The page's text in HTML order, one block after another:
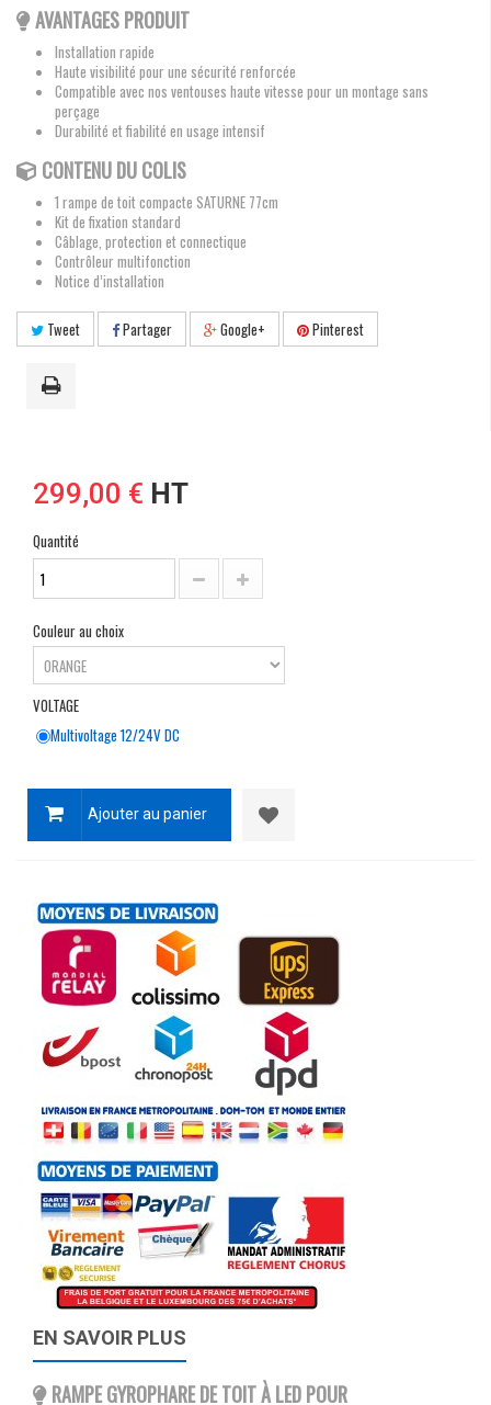
AVANTAGES PRODUIT
Installation rapide
Haute visibilité pour une sécurité renforcée
Compatible avec nos ventouses haute vitesse pour un montage sans
perçage
Durabilité et fiabilité en usage intensif
CONTENU DU COLIS
1 rampe de toit compacte SATURNE 77cm
Kit de fixation standard
Câblage, protection et connectique
Contrôleur multifonction
Notice d’installation
Tweet Partager Google+ Pinterest
299,00 € HT
Quantité
Couleur au choix
VOLTAGE
Multivoltage 12/24V DC
Ajouter au panier
EN SAVOIR PLUS
RAMPE GYROPHARE DE TOIT À LED POUR